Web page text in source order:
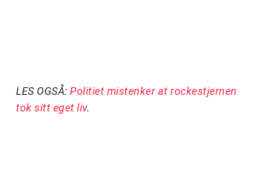
LES OGSÅ: Politiet mistenker at rockestjernen
tok sitt eget liv.